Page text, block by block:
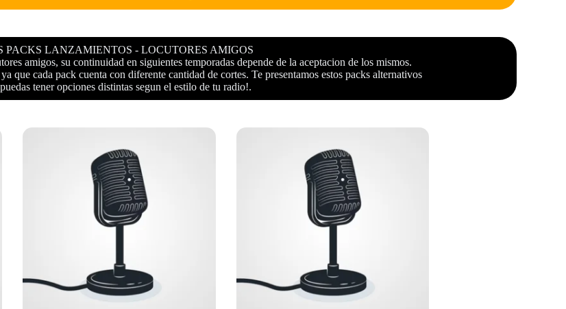
PACKS LANZAMIENTOS - LOCUTORES AMIGOS
amigos, su continuidad en siguientes temporadas depende de la aceptacion de los mismos.
que cada pack cuenta con diferente cantidad de cortes. Te presentamos estos packs alternativos
tener opciones distintas segun el estilo de tu radio!.